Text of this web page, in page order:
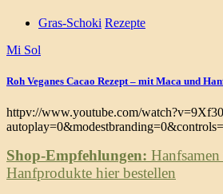
Gras-Schoki Rezepte
Mi Sol
Roh Veganes Cacao Rezept – mit Maca und
httpv://www.youtube.com/
Shop-Empfehlungen:
Hanfprodukte hier bestellen